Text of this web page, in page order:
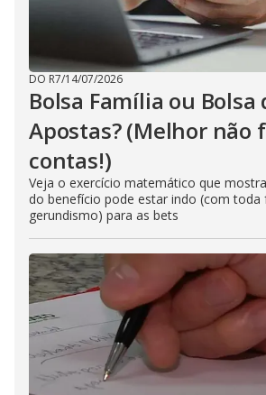
DO R7/14/07/2026
Bolsa Família ou Bolsa
Apostas? (Melhor não
contas!)
Veja o exercício matemático que
do benefício pode estar indo (com toda
gerundismo) para as bets